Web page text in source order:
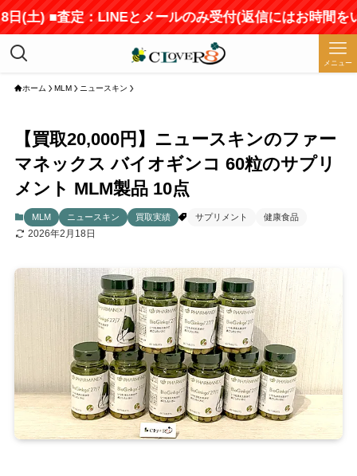
■査定：LINEとメールのみ受付(返信にはお時間をいただ
メニュー
ホーム MLM ニュースキン
【買取20,000円】ニュースキンのファー
マネックス バイオギンコ 60粒のサプリ
メント MLM製品 10点
MLM ニュースキン 買取実績 サプリメント 健康食品
2026年2月18日